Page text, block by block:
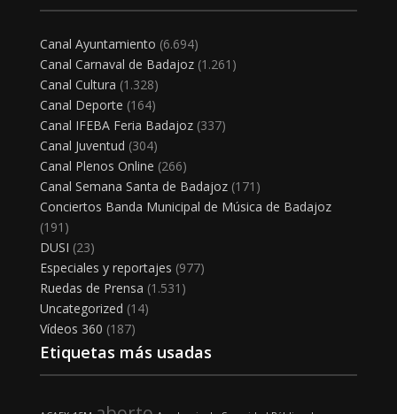
Canal Ayuntamiento (6.694)
Canal Carnaval de Badajoz(1.261)
Canal Cultura (1.328)
Canal Deporte (164)
Canal IFEBA Feria Badajoz(337)
Canal Juventud (304)
Canal Plenos Online (266)
Canal Semana Santa de Badajoz(171)
Conciertos Banda Municipal de Música de Badajoz
(191)
DUSI (23)
Especiales y reportajes (977)
Ruedas de Prensa (1.531)
Uncategorized (14)
Vídeos 360 (187)
Etiquetas más usadas